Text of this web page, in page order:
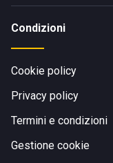
Condizioni
Cookie policy
Privacy policy
Termini e condizioni
Gestione cookie